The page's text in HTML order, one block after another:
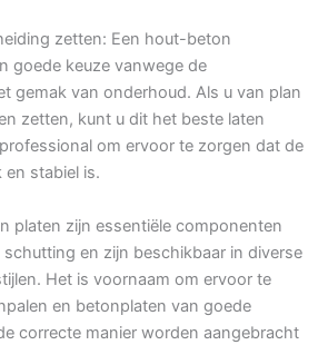
zetten: Een hout-beton
goede keuze vanwege de
gemak van onderhoud. Als u van plan
zetten, kunt u dit het beste laten
om ervoor te zorgen dat de
stabiel is.
platen zijn essentiële componenten
en zijn beschikbaar in diverse
Het is voornaam om ervoor te
en betonplaten van goede
correcte manier worden aangebracht